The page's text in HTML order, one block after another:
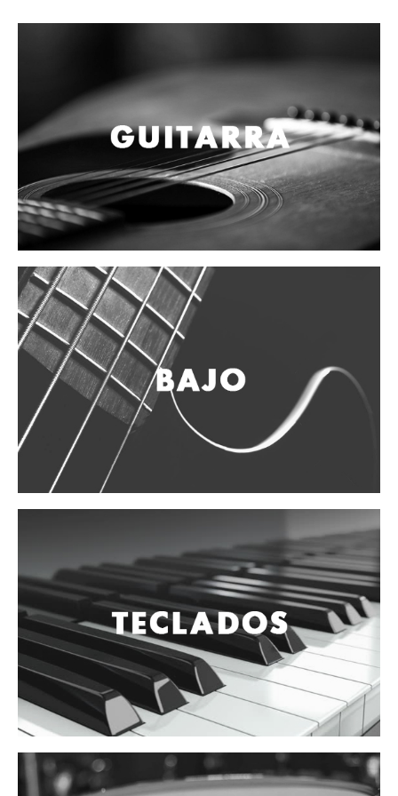
Herrajes y soportes
Marcha
Redoblantes
Tambores
Multi-tenores
Bombos
Baquetas, mazos y bolillos
Pergaminos
Liras
Guiros
Vientos
Accesorios
Micrófonos
Mano alámbrico
Inalámbrico diadema y solapa
Inalámbrico para instrumento
Estudio
Corro y escenario
Instalaciones
Cámara, computadora y celular
Pedestales y soportes
Accesorios